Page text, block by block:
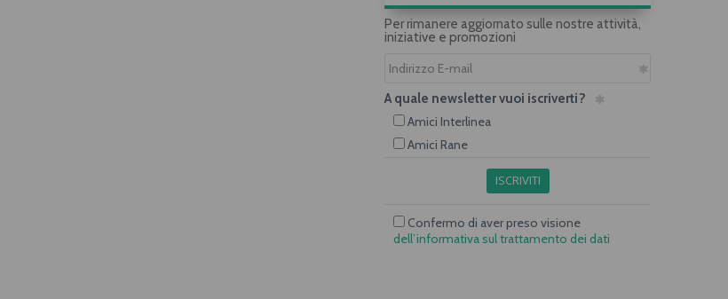
Per rimanere aggiornato sulle nostre attività,
iniziative e promozioni
A quale newsletter vuoi iscriverti?
Amici Interlinea
Amici Rane
ISCRIVITI
Confermo di aver preso visione
dell’informativa sul trattamento dei dati